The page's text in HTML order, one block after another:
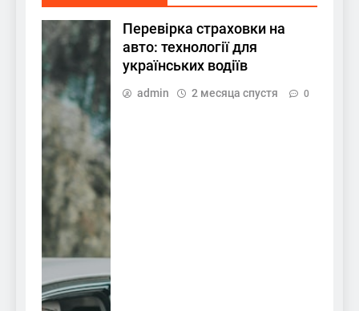
Перевірка страховки на
авто: технології для
українських водіїв
admin 2 месяца спустя 0